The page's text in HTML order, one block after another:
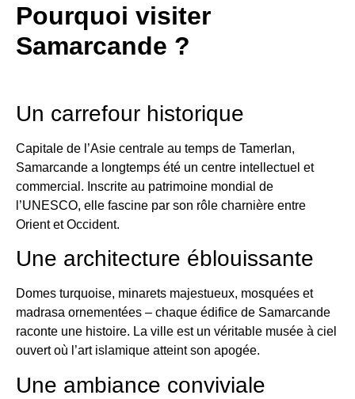
Pourquoi visiter
Samarcande ?
Un carrefour historique
Capitale de l’Asie centrale au temps de Tamerlan,
Samarcande a longtemps été un centre intellectuel et
commercial. Inscrite au patrimoine mondial de
l’UNESCO, elle fascine par son rôle charnière entre
Orient et Occident.
Une architecture éblouissante
Domes turquoise, minarets majestueux, mosquées et
madrasa ornementées – chaque édifice de Samarcande
raconte une histoire. La ville est un véritable musée à ciel
ouvert où l’art islamique atteint son apogée.
Une ambiance conviviale